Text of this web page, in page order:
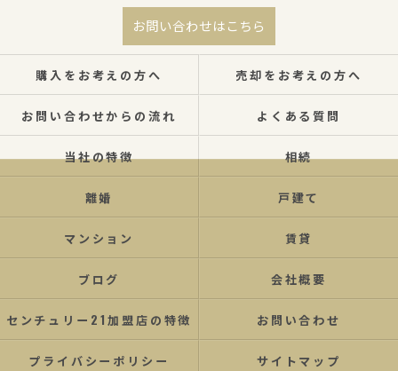
お問い合わせはこちら
購入をお考えの方へ 売却をお考えの方へ
お問い合わせからの流れ よくある質問
当社の特徴 相続
離婚 戸建て
マンション 賃貸
ブログ 会社概要
センチュリー21加盟店の特徴 お問い合わせ
プライバシーポリシー サイトマップ